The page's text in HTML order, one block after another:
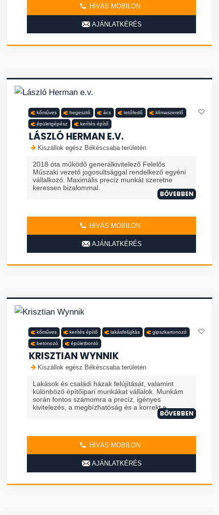
HÍVÁS MOBILON
AJÁNLATKÉRÉS
kőműves hegesztő ács tetőfedő klímaszerelő
épületgépész kerítés építő
LÁSZLÓ HERMAN E.V.
Kiszállok egész Békéscsaba területén
2018 óta működő generálkivitelező Felelős
Műszaki vezető jogosultsággal rendelkező egyéni
vállalkozó. Maximális precíz munkát szeretne
keressen bizalommal.
BŐVEBBEN
HÍVÁS MOBILON
AJÁNLATKÉRÉS
kőműves kerítés építő lakásfelújítás gipszkartonozó
betonozó épületbontó
KRISZTIAN WYNNIK
Kiszállok egész Békéscsaba területén
Lakások és családi házak felújítását, valamint
különböző építőipari munkákat vállalok. Munkám
során fontos számomra a precíz, igényes
kivitelezés, a megbízhatóság és a korrekt e...
BŐVEBBEN
HÍVÁS MOBILON
AJÁNLATKÉRÉS